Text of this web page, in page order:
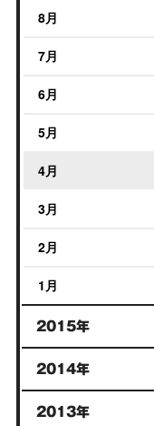
8月
7月
6月
5月
4月
3月
2月
1月
2015年
2014年
2013年